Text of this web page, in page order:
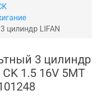
цилиндр LIFAN
3 цилиндр
1.5 16V 5MT